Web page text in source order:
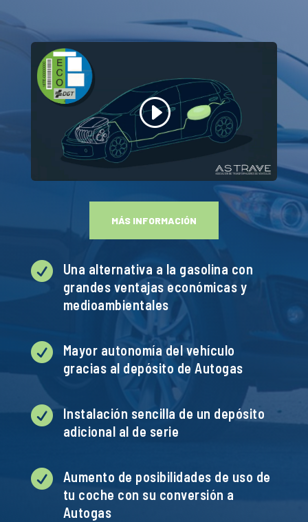
MÁS INFORMACIÓN

Una alternativa a la gasolina con
grandes ventajas económicas y
medioambientales

Mayor autonomía del vehículo
gracias al depósito de Autogas

Instalación sencilla de un depósito
adicional al de serie

Aumento de posibilidades de uso de
tu coche con su conversión a
Autogas